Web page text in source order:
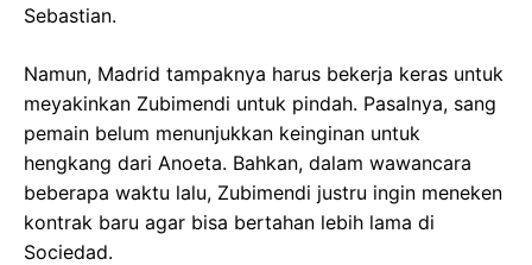
Sebastian.
Namun, Madrid tampaknya harus bekerja keras untuk
meyakinkan Zubimendi untuk pindah. Pasalnya, sang
pemain belum menunjukkan keinginan untuk
hengkang dari Anoeta. Bahkan, dalam wawancara
beberapa waktu lalu, Zubimendi justru ingin meneken
kontrak baru agar bisa bertahan lebih lama di
Sociedad.